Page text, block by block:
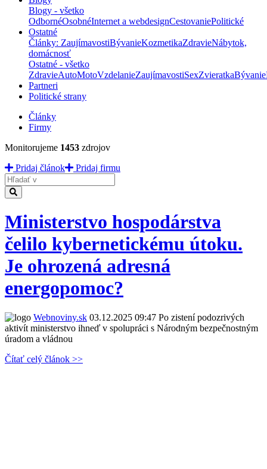
Blogy - všetko
OdbornéOsobnéInternet a webdesignCestovaniePolitické
Ostatné
Články: ZaujímavostiBývanieKozmetikaZdravieNábytok,
domácnosť
Ostatné - všetko
ZdravieAutoMotoVzdelanieZaujímavostiSexZvieratkaBývanie
Partneri
Politické strany
Články
Firmy
Monitorujeme 1453 zdrojov
Pridaj článok
Pridaj firmu
Hladať
Ministerstvo hospodárstva
čelilo kybernetickému útoku.
Je ohrozená adresná
energopomoc?
Webnoviny.sk 03.12.2025 09:47 Po zistení podozrivých
aktivít ministerstvo ihneď v spolupráci s Národným bezpečnostným
úradom a vládnou
Čítať celý článok >>